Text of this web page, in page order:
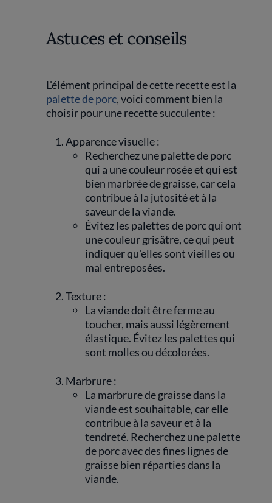
Astuces et conseils
L'élément principal de cette recette est la
palette de porc, voici comment bien la
choisir pour une recette succulente :
Apparence visuelle :
Recherchez une palette de porc
qui a une couleur rosée et qui est
bien marbrée de graisse, car cela
contribue à la jutosité et à la
saveur de la viande.
Évitez les palettes de porc qui ont
une couleur grisâtre, ce qui peut
indiquer qu'elles sont vieilles ou
mal entreposées.
Texture :
La viande doit être ferme au
toucher, mais aussi légèrement
élastique. Évitez les palettes qui
sont molles ou décolorées.
Marbrure :
La marbrure de graisse dans la
viande est souhaitable, car elle
contribue à la saveur et à la
tendreté. Recherchez une palette
de porc avec des fines lignes de
graisse bien réparties dans la
viande.